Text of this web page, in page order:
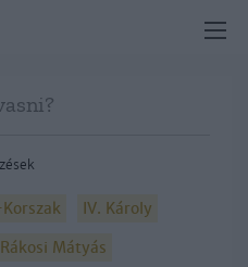
IV. Károly
Rákosi Mátyás